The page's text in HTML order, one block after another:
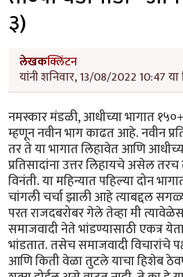
३)
लेखकक्लिंटन
यांनी शनिवार, 13/08/2022 10:47
नमस्कार मंडळी, आधीच्या भागात
म्हणून नवीन भाग काढत आहे. नवीन
तर ते या भागात लिहावेत आणि
प्रतिसादांना उत्तर लिहायचे असेल तरच
विनंती. या महिन्यात पहिल्या दोन
चांगली चर्चा झाली आहे त्याबद्दल
परत राजदबरोबर गेले तेव्हा मी
समाजवादी नेते भांडण्यासाठी एकत्र
भांडतात. तसेच समाजवादी विचारांचे
आणि किती वेळा तुटले याचा हिशेब